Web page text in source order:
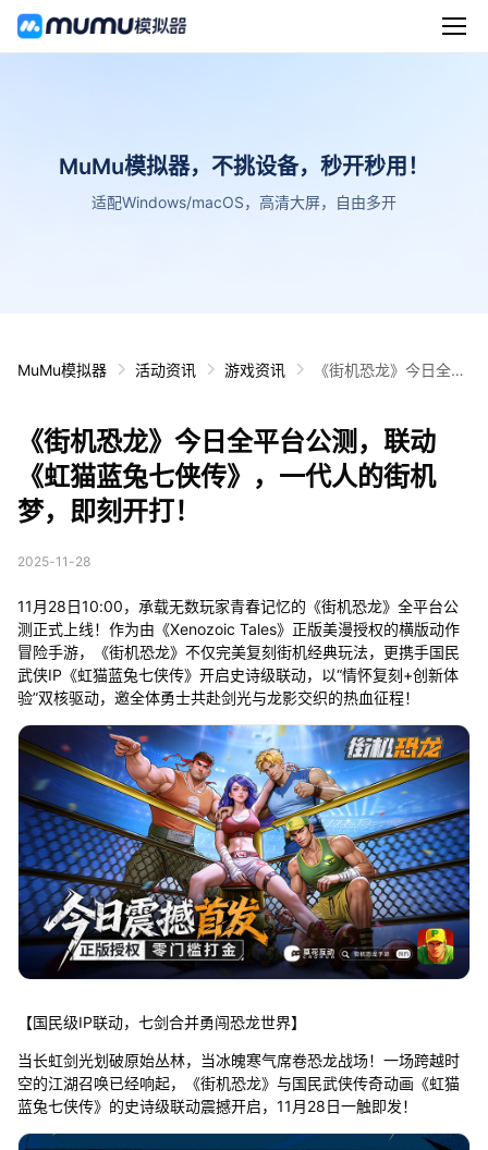
MuMu模拟器，不挑设备，秒开秒用！
适配Windows/macOS，高清大屏，自由多开
MuMu模拟器 活动资讯 游戏资讯
《街机恐龙》今日全平
街机梦，即刻开打！
《街机恐龙》今日全平台公测，联动
《虹猫蓝兔七侠传》，一代人的街机
梦，即刻开打！
2025-11-28
11月28日10:00，承载无数玩家青春记忆的《街机恐龙》全平台公
测正式上线！作为由《Xenozoic Tales》正版美漫授权的横版动作
冒险手游，《街机恐龙》不仅完美复刻街机经典玩法，更携手国民
武侠IP《虹猫蓝兔七侠传》开启史诗级联动，以“情怀复刻+创新体
验”双核驱动，邀全体勇士共赴剑光与龙影交织的热血征程！
【国民级IP联动，七剑合并勇闯恐龙世界】
当长虹剑光划破原始丛林，当冰魄寒气席卷恐龙战场！一场跨越时
空的江湖召唤已经响起，《街机恐龙》与国民武侠传奇动画《虹猫
蓝兔七侠传》的史诗级联动震撼开启，11月28日一触即发！